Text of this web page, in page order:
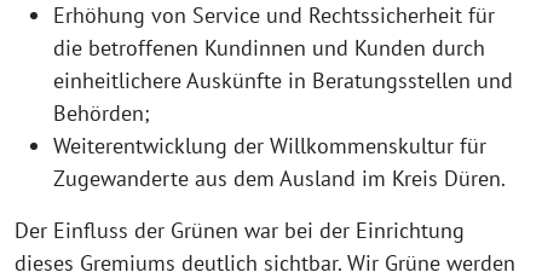
Erhöhung von Service und Rechtssicherheit für
die betroffenen Kundinnen und Kunden durch
einheitlichere Auskünfte in Beratungsstellen und
Behörden;
Weiterentwicklung der Willkommenskultur für
Zugewanderte aus dem Ausland im Kreis Düren.
Der Einfluss der Grünen war bei der Einrichtung
dieses Gremiums deutlich sichtbar. Wir Grüne werden